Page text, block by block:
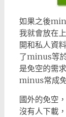
如果之後
我就會放在
開和私人資
了minus等
是免空的需
minus常成
國外的免空
沒有人下載